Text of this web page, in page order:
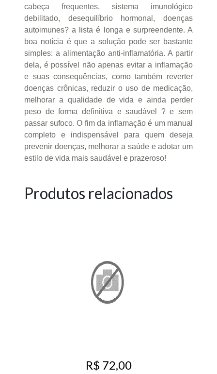
cabeça frequentes, sistema imunológico
debilitado, desequilíbrio hormonal, doenças
autoimunes? a lista é longa e surpreendente. A
boa notícia é que a solução pode ser bastante
simples: a alimentação anti-inflamatória. A partir
dela, é possível não apenas evitar a inflamação
e suas consequências, como também reverter
doenças crônicas, reduzir o uso de medicação,
melhorar a qualidade de vida e ainda perder
peso de forma definitiva e saudável ? e sem
passar sufoco. O fim da inflamação é um manual
completo e indispensável para quem deseja
prevenir doenças, melhorar a saúde e adotar um
estilo de vida mais saudável e prazeroso!
Produtos relacionados
R$ 72,00